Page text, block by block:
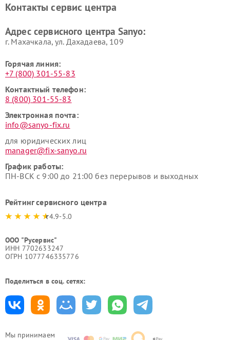
Мы принимаем
Контакты сервис центра
Адрес сервисного центра Sanyo:
г. Махачкала, ул. Дахадаева, 109
Горячая линия:
+7 (800) 301-55-83
Контактный телефон:
8 (800) 301-55-83
Электронная почта:
info@sanyo-fix.ru
для юридических лиц
manager@fix-sanyo.ru
График работы:
ПН-ВСК с 9:00 до 21:00 без перерывов и выходных
Рейтинг сервисного центра
4.9-5.0
ООО "Русервис"
ИНН 7702633247
ОГРН 1077746335776
Поделиться в соц. сетях: